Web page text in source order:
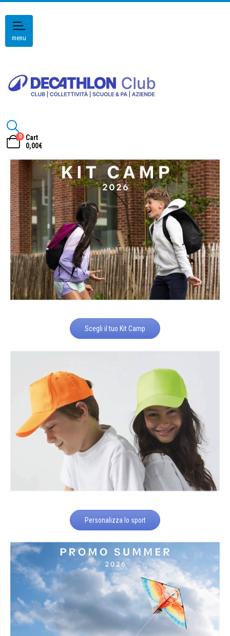
menu
0
Cart
0,00€
Scegli il tuo Kit Camp
Personalizza lo sport